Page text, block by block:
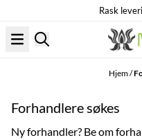
Rask
Hjem/
Forhandlere søkes
Ny forhandler? Be om